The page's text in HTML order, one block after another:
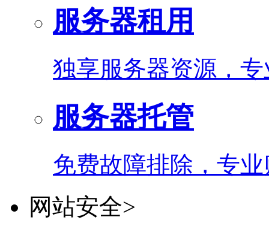
服务器租用
独享服务器资源，
服务器托管
免费故障排除，专
网站安全>